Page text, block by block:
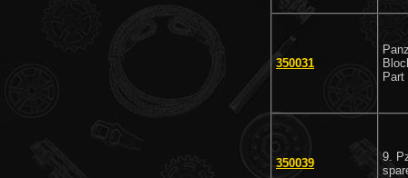
350031
Part
350039
9.